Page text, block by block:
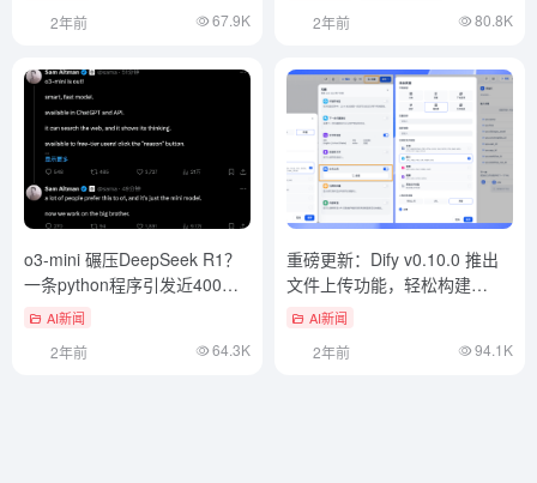
2年前 67.9K 2年前 80.8K
o3-mini 碾压DeepSeek R1？
一条python程序引发近400万
围观AI新闻
2年前 64.3K
重磅更新：Dify v0.10.0 推出
文件上传功能，轻松构建
NotebookLM AI 播客
AI新闻
2年前 94.1K